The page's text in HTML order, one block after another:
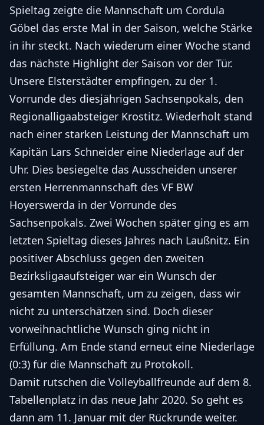
Spieltag zeigte die Mannschaft um Cordula
Göbel das erste Mal in der Saison, welche Stärke
in ihr steckt. Nach wiederum einer Woche stand
das nächste Highlight der Saison vor der Tür.
Unsere Elsterstädter empfingen, zu der 1.
Vorrunde des diesjährigen Sachsenpokals, den
Regionalligaabsteiger Krostitz. Wiederholt stand
nach einer starken Leistung der Mannschaft um
Kapitän Lars Schneider eine Niederlage auf der
Uhr. Dies besiegelte das Ausscheiden unserer
ersten Herrenmannschaft des VF BW
Hoyerswerda in der Vorrunde des
Sachsenpokals. Zwei Wochen später ging es am
letzten Spieltag dieses Jahres nach Laußnitz. Ein
positiver Abschluss gegen den zweiten
Bezirksligaaufsteiger war ein Wunsch der
gesamten Mannschaft, um zu zeigen, dass wir
nicht zu unterschätzen sind. Doch dieser
vorweihnachtliche Wunsch ging nicht in
Erfüllung. Am Ende stand erneut eine Niederlage
(0:3) für die Mannschaft zu Protokoll.
Damit rutschen die Volleyballfreunde auf dem 8.
Tabellenplatz in das neue Jahr 2020. So geht es
dann am 11. Januar mit der Rückrunde weiter.